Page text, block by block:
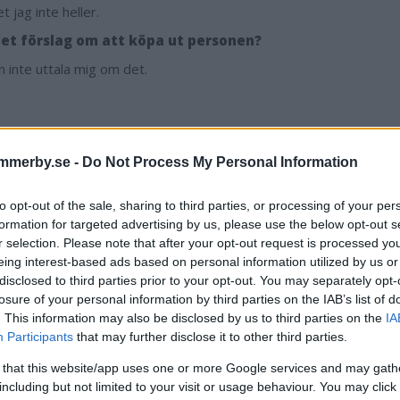
- Do Not Process My Personal Information
opt-out of the sale, sharing to third parties, or processing of your
for targeted advertising by us, please use the below opt-out
selection. Please note that after your opt-out request is processed
interest-based ads based on personal information utilized by us
to third parties prior to your opt-out. You may separately
of your personal information by third parties on the IAB’s list of
This information may also be disclosed by us to third parties on the
Participants that may further disclose it to other third parties.
that this website/app uses one or more Google services and may
but not limited to your visit or usage behaviour. You may
jag inte heller.
förslag om att köpa ut personen?
inte uttala mig om det.
"Olyckligt givetvis"
Hon ska bara ha jobbat i tre-fyra dagar, enligt en
kronor i månaden har kommunen kastat i sjön då de inte
henne trots dåliga referenser och utan provanställning”,
inte inkopplad i rekryteringen, mer än så jag kan inte uttala mig
du på att det blivit såhär?
olyckligt givetvis.